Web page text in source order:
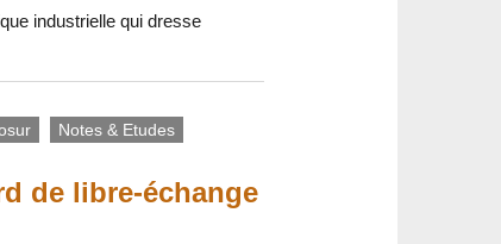
industrielle qui dresse
Notes & Etudes
de libre-échange